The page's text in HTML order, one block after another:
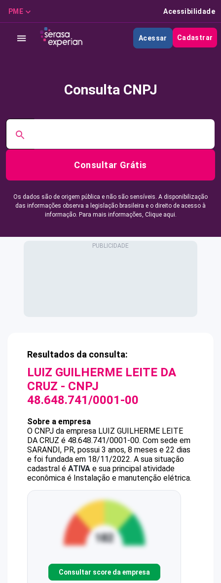
PME Acessibilidade
Acessar Cadastrar
Consulta CNPJ
Consultar Grátis
Os dados são de origem pública e não são sensíveis. A disponibilização
das informações observa a legislação brasileira e o direito de acesso à
informação. Para mais informações, Clique aqui.
Resultados da consulta:
LUIZ GUILHERME LEITE DA
CRUZ - CNPJ
48.648.741/0001-00
Sobre a empresa
O CNPJ da empresa LUIZ GUILHERME LEITE
DA CRUZ é 48.648.741/0001-00. Com sede em
SARANDI, PR, possui 3 anos, 8 meses e 22 dias
e foi fundada em 18/11/2022. A sua situação
cadastral é ATIVA e sua principal atividade
econômica é Instalação e manutenção elétrica.
Consultar score da empresa